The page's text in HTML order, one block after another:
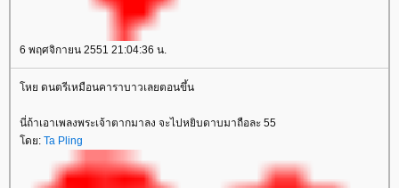
6 พฤศจิกายน 2551 21:04:36 น.
หย ดนตรีเหมือนคาราบาวเลยตอนขึ้น
นี่ถ้าเอาเพลงพระเจ้าตากมาลง จะไปหยิบดาบมาถือละ 55
ดย: Ta Pling